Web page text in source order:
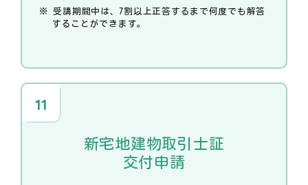
受講期間中は、7割以上正答するまで何度でも解答
することができます。
新宅地建物取引士証
交付申請